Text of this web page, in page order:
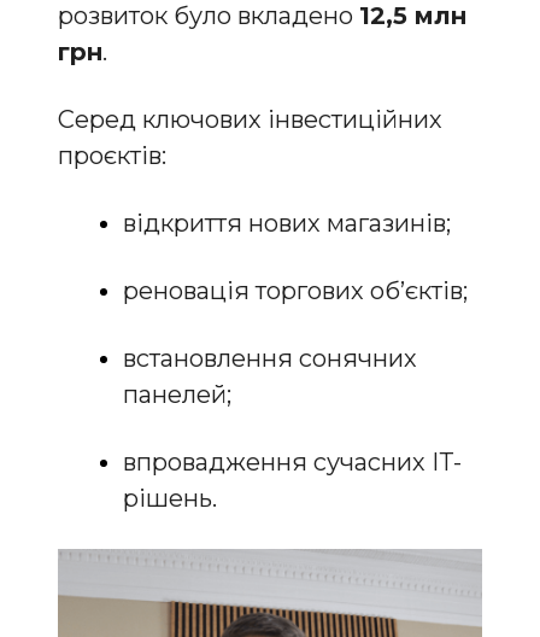
розвиток було вкладено 12,5 млн
грн.
Серед ключових інвестиційних
проєктів:
відкриття нових магазинів;
реновація торгових об’єктів;
встановлення сонячних
панелей;
впровадження сучасних ІТ-
рішень.